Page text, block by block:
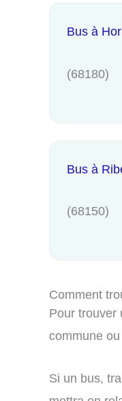
Bus à
(68180)
Bus à
(68150)
Comment
Pour trouver
commune
Si un bus,